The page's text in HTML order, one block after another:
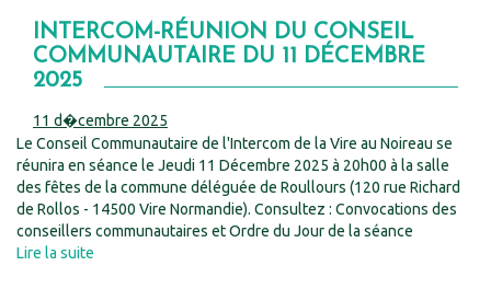
INTERCOM-RÉUNION DU CONSEIL
COMMUNAUTAIRE DU 11 DÉCEMBRE
2025
11 d�cembre 2025
Le Conseil Communautaire de l'Intercom de la Vire au Noireau se
réunira en séance le Jeudi 11 Décembre 2025 à 20h00 à la salle
des fêtes de la commune déléguée de Roullours (120 rue Richard
de Rollos - 14500 Vire Normandie). Consultez : Convocations des
conseillers communautaires et Ordre du Jour de la séance
Lire la suite